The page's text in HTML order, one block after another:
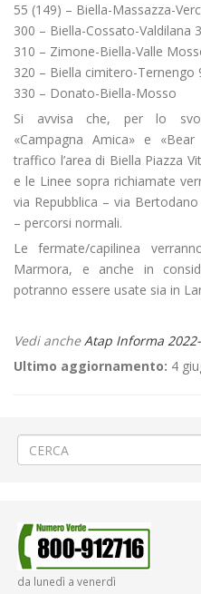
55 (149) – Biella-Massazza-
300 – Biella-Cossato-Valdilana
310 – Zimone-Biella-Valle
320 – Biella cimitero-Ternengo
330 – Donato-Biella-Mosso
Si avvisa che, per lo
«Campagna Amica» e
traffico l’area di Biella Piazza
e le Linee sopra richiamate
via Repubblica – via
– percorsi normali.
Le fermate/capilinea
Marmora, e anche in
potranno essere usate sia in
Vedi ancheAtap Informa
Ultimo aggiornamento: 4
da lunedì a venerdì